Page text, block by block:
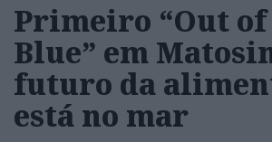
Primeiro “Out
Blue” em
futuro da
está no mar